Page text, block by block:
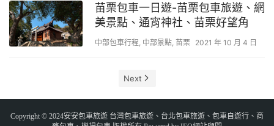
苗栗包車一日遊-苗栗包車旅遊、網
美景點、通宵神社、苗栗好望角
中部包車行程 中部景點 苗栗 2021 年 10 月 4 日
Next
Copyright © 2024安安包車旅遊 台灣包車旅遊、台北包車旅遊、包車自遊行、商